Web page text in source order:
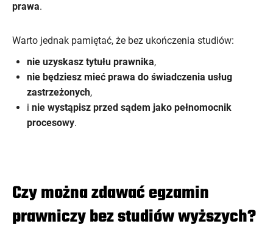
prawa.
Warto jednak pamiętać, że bez ukończenia studiów:
nie uzyskasz tytułu prawnika,
nie będziesz mieć prawa do świadczenia usług
zastrzeżonych,
i nie wystąpisz przed sądem jako pełnomocnik
procesowy.
Czy można zdawać egzamin
prawniczy bez studiów wyższych?